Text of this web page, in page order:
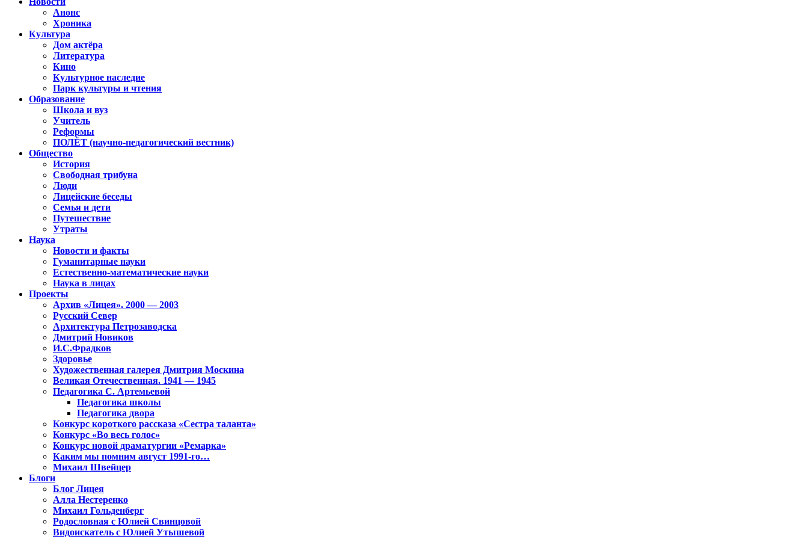
Анонс
Хроника
Культура
Дом актёра
Литература
Кино
Культурное наследие
Парк культуры и чтения
Образование
Школа и вуз
Учитель
Реформы
ПОЛЁТ (научно-педагогический вестник)
Общество
История
Свободная трибуна
Люди
Лицейские беседы
Семья и дети
Путешествие
Утраты
Наука
Новости и факты
Гуманитарные науки
Естественно-математические науки
Наука в лицах
Проекты
Архив «Лицея». 2000 — 2003
Русский Север
Архитектура Петрозаводска
Дмитрий Новиков
И.С.Фрадков
Здоровье
Художественная галерея Дмитрия Москина
Великая Отечественная. 1941 — 1945
Педагогика С. Артемьевой
Педагогика школы
Педагогика двора
Конкурс короткого рассказа «Сестра таланта»
Конкурс «Во весь голос»
Конкурс новой драматургии «Ремарка»
Каким мы помним август 1991-го…
Михаил Швейцер
Блоги
Блог Лицея
Алла Нестеренко
Михаил Гольденберг
Родословная с Юлией Свинцовой
Видоискатель с Юлией Утышевой